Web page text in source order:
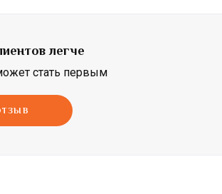
легче
стать первым